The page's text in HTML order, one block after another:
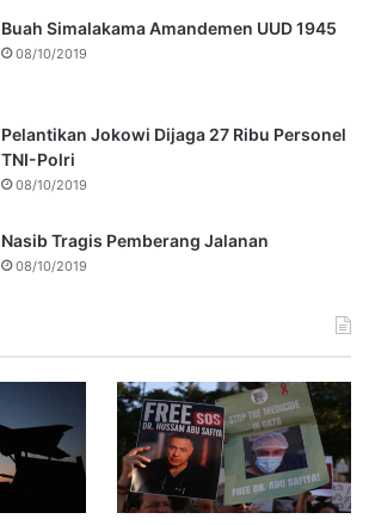
Buah Simalakama Amandemen UUD 1945
08/10/2019
Pelantikan Jokowi Dijaga 27 Ribu Personel
TNI-Polri
08/10/2019
Nasib Tragis Pemberang Jalanan
08/10/2019